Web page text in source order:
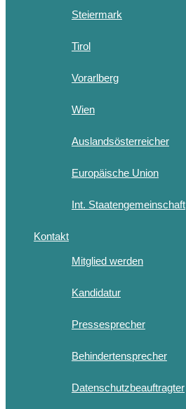
Steiermark
Tirol
Vorarlberg
Wien
Auslandsösterreicher
Europäische Union
Int. Staatengemeinschaft
Kontakt
Mitglied werden
Kandidatur
Pressesprecher
Behindertensprecher
Datenschutzbeauftragter